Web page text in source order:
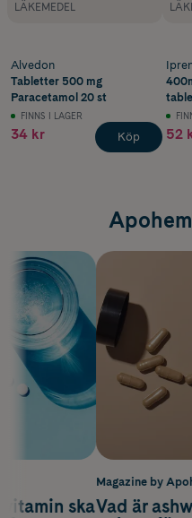
LÄKEMEDEL
Alvedon
Tabletter 500 mg
Paracetamol 20 st
FINNS I LAGER
34 kr Köp 52
ska
Magazine by
Vad är